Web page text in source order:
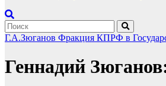
Г.А.Зюганов Фракция КПРФ в
Геннадий